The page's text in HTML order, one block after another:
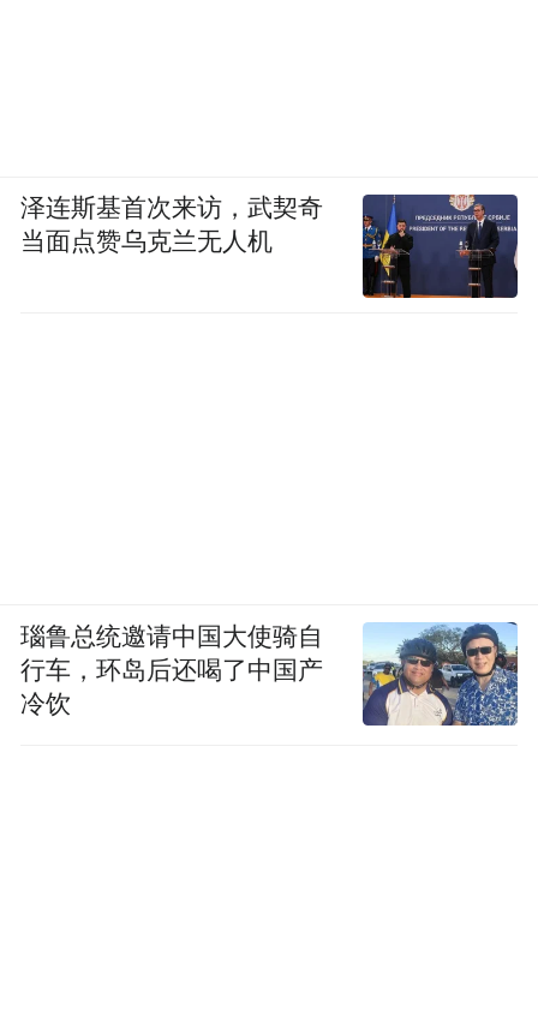
泽连斯基首次来访，武契奇
当面点赞乌克兰无人机
瑙鲁总统邀请中国大使骑自
行车，环岛后还喝了中国产
冷饮